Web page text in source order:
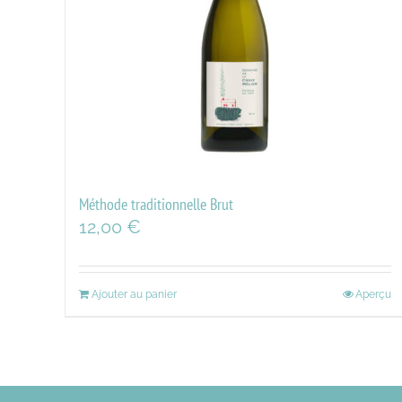
Méthode traditionnelle Brut
12,00 €
Ajouter au panier Aperçu